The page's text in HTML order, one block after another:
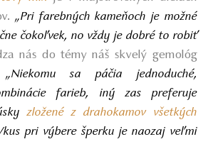
„Pri farebných kameňoch je možné
čokoľvek, no vždy je dobré to robiť
nás do témy náš skvelý gemológ
„Niekomu sa páčia jednoduché,
farieb, iný zas preferuje
zložené z drahokamov všetkých
pri výbere šperku je naozaj veľmi